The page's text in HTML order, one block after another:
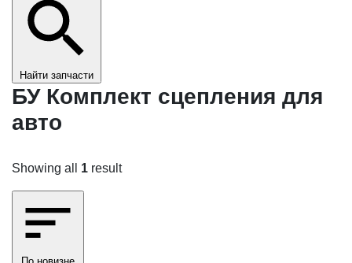
Найти запчасти
БУ Комплект сцепления для
авто
Showing all 1 result